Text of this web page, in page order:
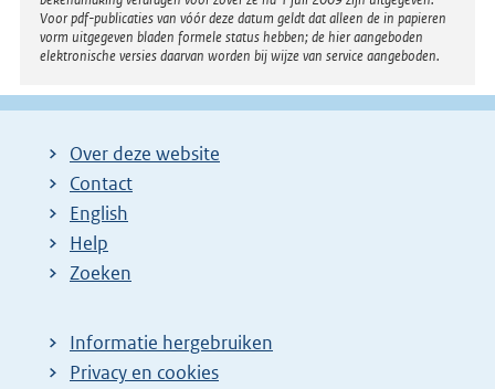
Voor pdf-publicaties van vóór deze datum geldt dat alleen de in papieren
vorm uitgegeven bladen formele status hebben; de hier aangeboden
elektronische versies daarvan worden bij wijze van service aangeboden.
Over deze website
Contact
English
Help
Zoeken
Informatie hergebruiken
Privacy en cookies